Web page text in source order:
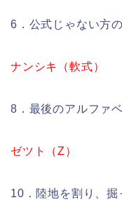
6．公式じゃない方
ナンシキ（軟式）
8．最後のアルファ
ゼツト（Z）
10．陸地を割り、掘